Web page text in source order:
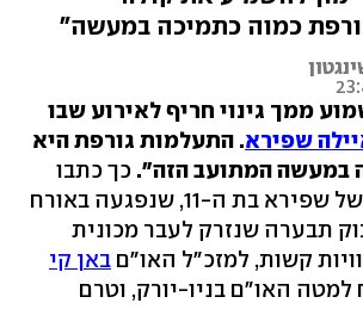
כמוה כתמיכה במעשה"
ממך גינוי חריף לאירוע שבו
שפירא. התעלמות גורפת היא
במעשה המתועב הזה". כך כתבו
מאות מחברותיה של שפירא בת ה-11, שנפגעה באורח
תבערה שנזרק לעבר מכונית
קשות, למזכ"ל האו"ם באן קי
האו"ם בניו-יורק, וטרם